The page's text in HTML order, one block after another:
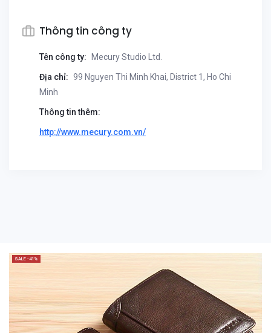
Thông tin công ty
Tên công ty: Mecury Studio Ltd.
Địa chỉ: 99 Nguyen Thi Minh Khai, District 1, Ho Chi
Minh
Thông tin thêm:
http://www.mecury.com.vn/
SALE -41%